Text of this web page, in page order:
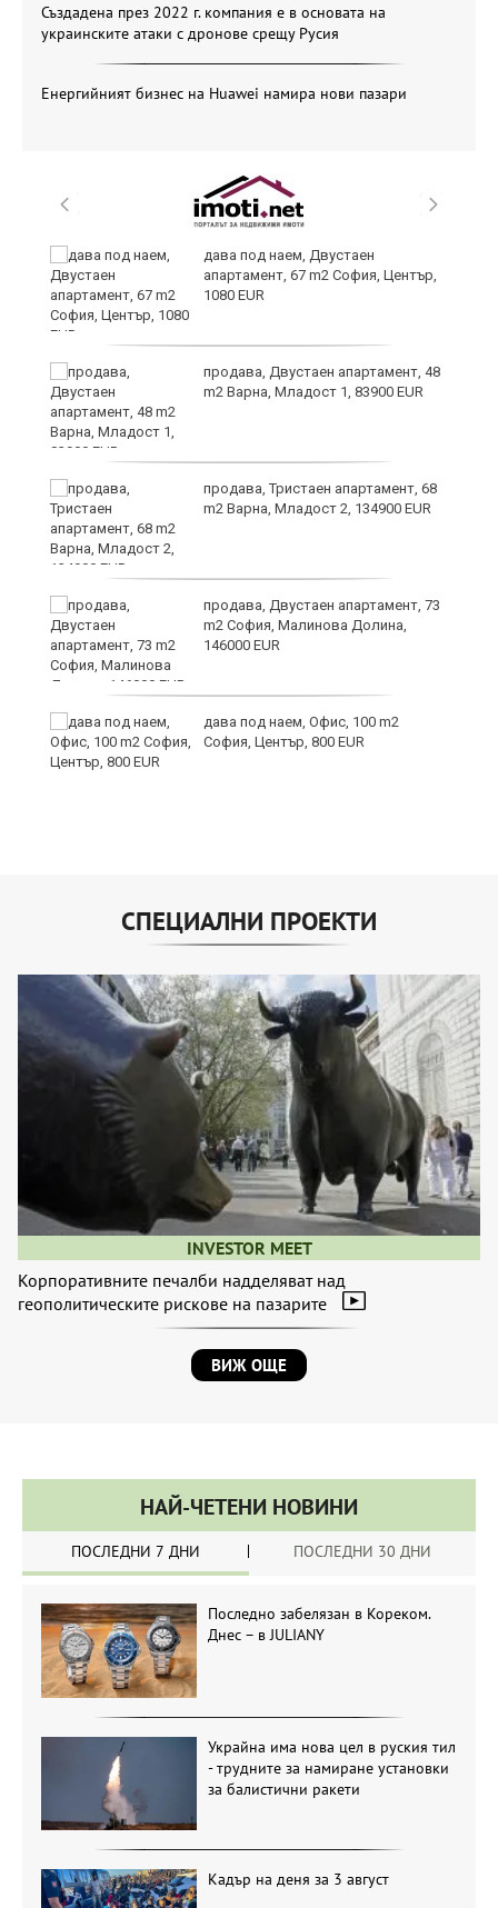
Създадена през 2022 г. компания е в основата на
украинските атаки с дронове срещу Русия
Енергийният бизнес на Huawei намира нови пазари
дава под наем, Двустаен
апартамент, 67 m2 София, Център,
1080 EUR
продава, Двустаен апартамент, 48
m2 Варна, Младост 1, 83900 EUR
продава, Тристаен апартамент, 68
m2 Варна, Младост 2, 134900 EUR
продава, Двустаен апартамент, 73
m2 София, Малинова Долина,
146000 EUR
дава под наем, Офис, 100 m2
София, Център, 800 EUR
СПЕЦИАЛНИ ПРОЕКТИ
INVESTOR MEET
Корпоративните печалби надделяват над
геополитическите рискове на пазарите
ВИЖ ОЩЕ
НАЙ-ЧЕТЕНИ НОВИНИ
ПОСЛЕДНИ 7 ДНИ ПОСЛЕДНИ 30 ДНИ
Последно забелязан в Кореком.
Днес – в JULIANY
Украйна има нова цел в руския тил
- трудните за намиране установки
за балистични ракети
Кадър на деня за 3 август